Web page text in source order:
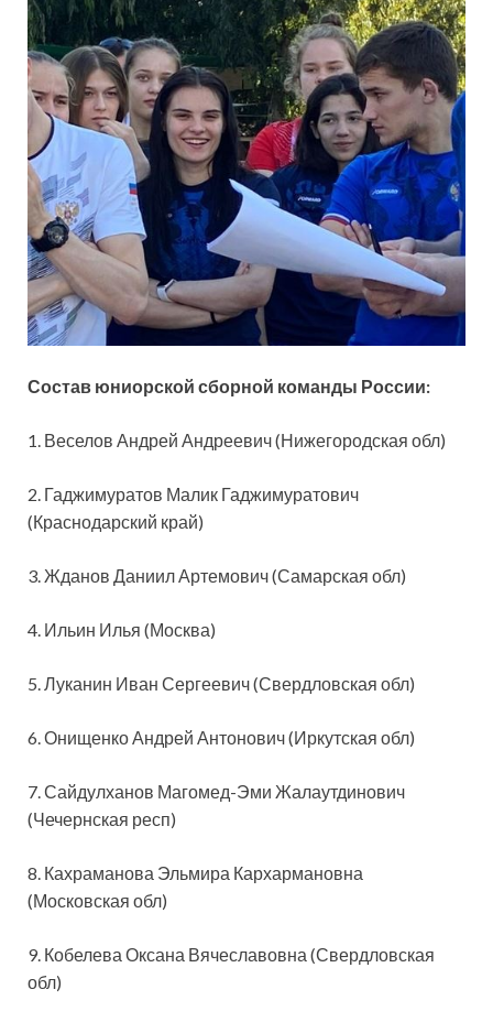
Состав юниорской сборной команды России:
1. Веселов Андрей Андреевич (Нижегородская обл)
2. Гаджимуратов Малик Гаджимуратович
(Краснодарский край)
3. Жданов Даниил Артемович (Самарская обл)
4. Ильин Илья (Москва)
5. Луканин Иван Сергеевич (Свердловская обл)
6. Онищенко Андрей Антонович (Иркутская обл)
7. Сайдулханов Магомед-Эми Жалаутдинович
(Чечернская респ)
8. Кахраманова Эльмира Кархармановна
(Московская обл)
9. Кобелева Оксана Вячеславовна (Свердловская
обл)